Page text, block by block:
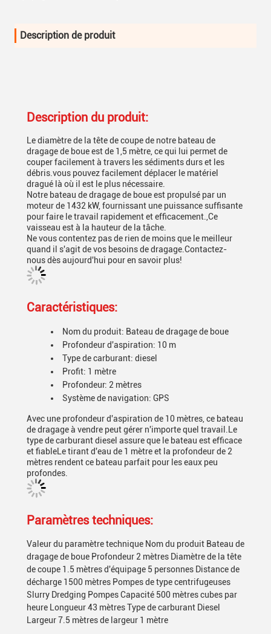
Description de produit
Description du produit:
Le diamètre de la tête de coupe de notre bateau de
dragage de boue est de 1,5 mètre, ce qui lui permet de
couper facilement à travers les sédiments durs et les
débris.vous pouvez facilement déplacer le matériel
dragué là où il est le plus nécessaire.
Notre bateau de dragage de boue est propulsé par un
moteur de 1432 kW, fournissant une puissance suffisante
pour faire le travail rapidement et efficacement.,Ce
vaisseau est à la hauteur de la tâche.
Ne vous contentez pas de rien de moins que le meilleur
quand il s'agit de vos besoins de dragage.Contactez-
nous dès aujourd'hui pour en savoir plus!
Caractéristiques:
Nom du produit: Bateau de dragage de boue
Profondeur d'aspiration: 10 m
Type de carburant: diesel
Profit: 1 mètre
Profondeur: 2 mètres
Système de navigation: GPS
Avec une profondeur d'aspiration de 10 mètres, ce bateau
de dragage à vendre peut gérer n'importe quel travail.Le
type de carburant diesel assure que le bateau est efficace
et fiableLe tirant d'eau de 1 mètre et la profondeur de 2
mètres rendent ce bateau parfait pour les eaux peu
profondes.
Paramètres techniques:
Valeur du paramètre technique Nom du produit Bateau de
dragage de boue Profondeur 2 mètres Diamètre de la tête
de coupe 1.5 mètres d'équipage 5 personnes Distance de
décharge 1500 mètres Pompes de type centrifugeuses
Slurry Dredging Pompes Capacité 500 mètres cubes par
heure Longueur 43 mètres Type de carburant Diesel
Largeur 7.5 mètres de largeur 1 mètre